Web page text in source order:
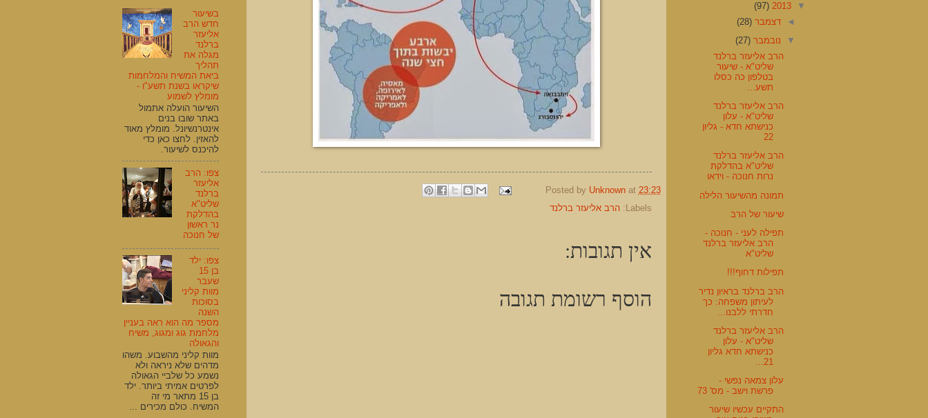
Posted by Unknown at 23:23
Labels:
הרב אליעזר ברלנד
אין תגובות:
הוסף רשומת תגובה
בשיעור
חדש הרב
אליעזר
ברלנד
מגלה את
תהליך
ביאת המשיח והמלחמות
שיקראו בשנת תשע"ו -
מומלץ לשמוע
השיעור הועלה אתמול
באתר שובו בנים
אינטרנשיונל. מומלץ מאוד
להאזין. לחצו כאן כדי
להיכנס לשיעור.
צפו: הרב
אליעזר
ברלנד
שליט"א
בהדלקת
נר ראשון
של חנוכה
צפו: ילד
בן 15
שעבר
מוות קליני
בסוכות
השנה
מספר מה הוא ראה בעניין
מלחמת גוג ומגוג, משיח
והגאולה
מוות קליני מהשבוע. משהו
מדהים שלא ניראה ולא
נשמע כל שלביי הגאולה
לפרטים אמיתי ביותר. ילד
בן 15 מתאר מי זה
המשיח. כולם מכירים ...
▼
2013
(97)
◄דצמבר(28)
▼ נובמבר(27)
הרב אליעזר ברלנד
שליט"א - שיעור
בטלפון כה כסלו
תשע...
הרב אליעזר ברלנד
שליט"א - עלון
כנישתא חדא - גליון
22
הרב אליעזר ברלנד
שליט"א בהדלקת
נרות חנוכה - וידאו
תמונה מהשיעור הלילה
שיעור של הרב
תפילה לעני - חנוכה -
הרב אליעזר ברלנד
שליט"א
תפילות דחוף!!!
הרב ברלנד בראיון נדיר
לעיתון משפחה: כך
חדרתי ללבנו...
הרב אליעזר ברלנד
שליט"א - עלון
כנישתא חדא גליון
21...
עלון צמאה נפשי -
פרשת וישב - מס' 73
התקיים עכשיו שיעור